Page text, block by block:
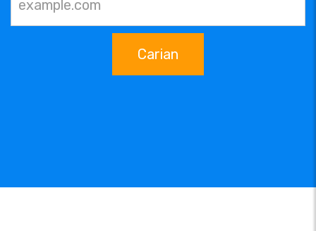
Carian